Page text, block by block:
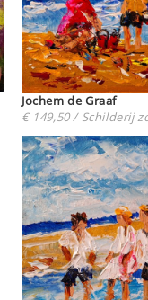
Jochem de Graaf
€ 149,50 / Schilderij